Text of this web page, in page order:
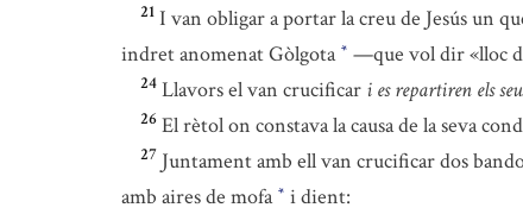
21 I van obligar a portar la creu de Jesús un
indret anomenat Gòlgota * —que vol dir «lloc
24 Llavors el van crucificar i es repartiren els
26 El rètol on constava la causa de la seva
27 Juntament amb ell van crucificar dos
amb aires de mofa * i dient: